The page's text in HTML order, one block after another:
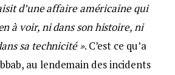
d’une affaire américaine qui
à voir, ni dans son histoire, ni
sa technicité ». C’est ce qu’a
au lendemain des incidents